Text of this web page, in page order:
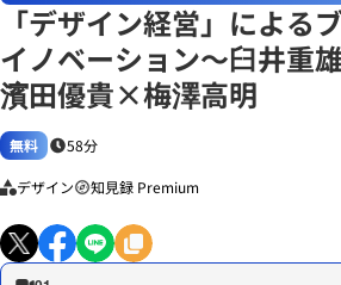
「デザイン経営」による
イノベーション～臼井重
濱田優貴×梅澤高明
無料 58分
デザイン 知見録 Premium